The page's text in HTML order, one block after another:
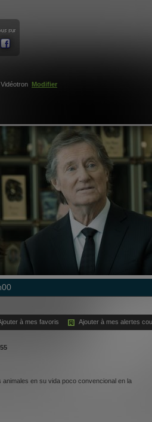
Modifier
à mes favoris Ajouter à mes alertes
en su vida poco convencional en la